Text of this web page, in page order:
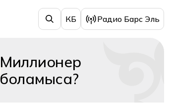
КБ Радио Барс Эль
Миллионер
боламыса?